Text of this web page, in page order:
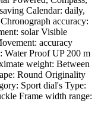
Calendar: daily,
accuracy:
solar Visible
accuracy
Water Proof UP 200 m
weight: Between
Round Originality
Sport dial's Type:
Frame width range: